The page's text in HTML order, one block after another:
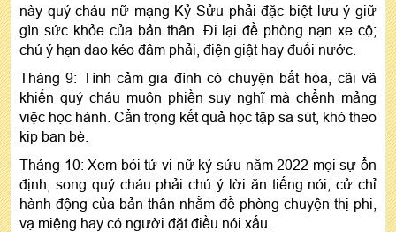
này quý cháu nữ mạng Kỷ Sửu phải đặc biệt lưu ý giữ
gìn sức khỏe của bản thân. Đi lại đề phòng nạn xe cộ;
chú ý hạn dao kéo đâm phải, điện giật hay đuối nước.
Tháng 9: Tình cảm gia đình có chuyện bất hòa, cãi vã
khiến quý cháu muộn phiền suy nghĩ mà chểnh mảng
việc học hành. Cẩn trọng kết quả học tập sa sút, khó theo
kịp bạn bè.
Tháng 10: Xem bói tử vi nữ kỷ sửu năm 2022 mọi sự ổn
định, song quý cháu phải chú ý lời ăn tiếng nói, cử chỉ
hành động của bản thân nhằm đề phòng chuyện thị phi,
vạ miệng hay có người đặt điều nói xấu.